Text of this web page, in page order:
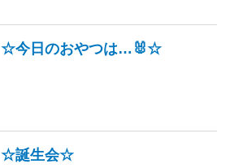
☆今日のおやつは…🐰☆
☆誕生会☆